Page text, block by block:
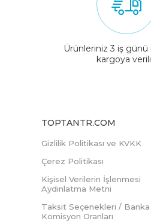
Ürünleriniz 3 iş günü
kargoya
TOPTANTR.COM
Gizlilik Politikası ve KVKK
Çerez Politikası
Kişisel Verilerin İşlenmesi
Aydınlatma Metni
Taksit Seçenekleri / Banka
Komisyon Oranları